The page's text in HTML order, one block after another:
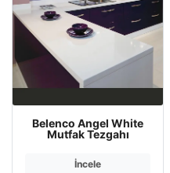
Belenco Angel White
Mutfak Tezgahı
İncele